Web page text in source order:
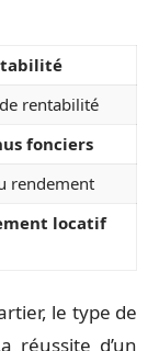
rentabilité
fonciers
rendement
locatif
le type de
réussite d’un